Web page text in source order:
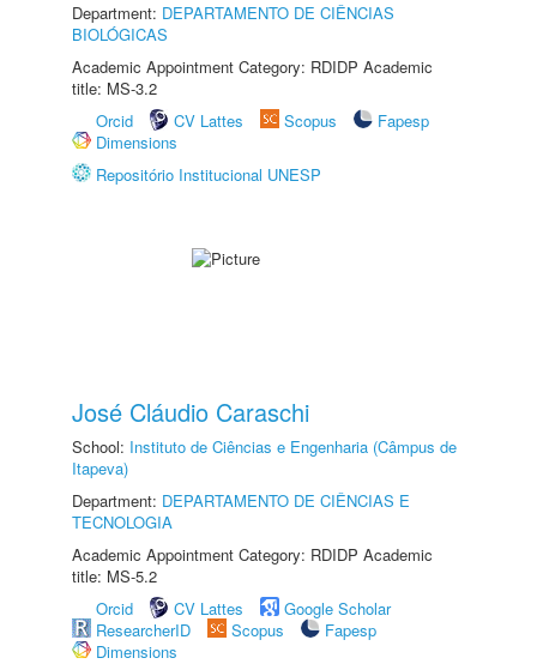
Department: DEPARTAMENTO DE CIÊNCIAS
BIOLÓGICAS
Academic Appointment Category: RDIDP Academic
title: MS-3.2
Orcid
CV Lattes Scopus
Fapesp
Dimensions
Repositório Institucional UNESP
José Cláudio Caraschi
School: Instituto de Ciências e Engenharia (Câmpus de
Itapeva)
Department: DEPARTAMENTO DE CIÊNCIAS E
TECNOLOGIA
Academic Appointment Category: RDIDP Academic
title: MS-5.2
Orcid
CV Lattes
Google Scholar
ResearcherID
Scopus
Fapesp
Dimensions